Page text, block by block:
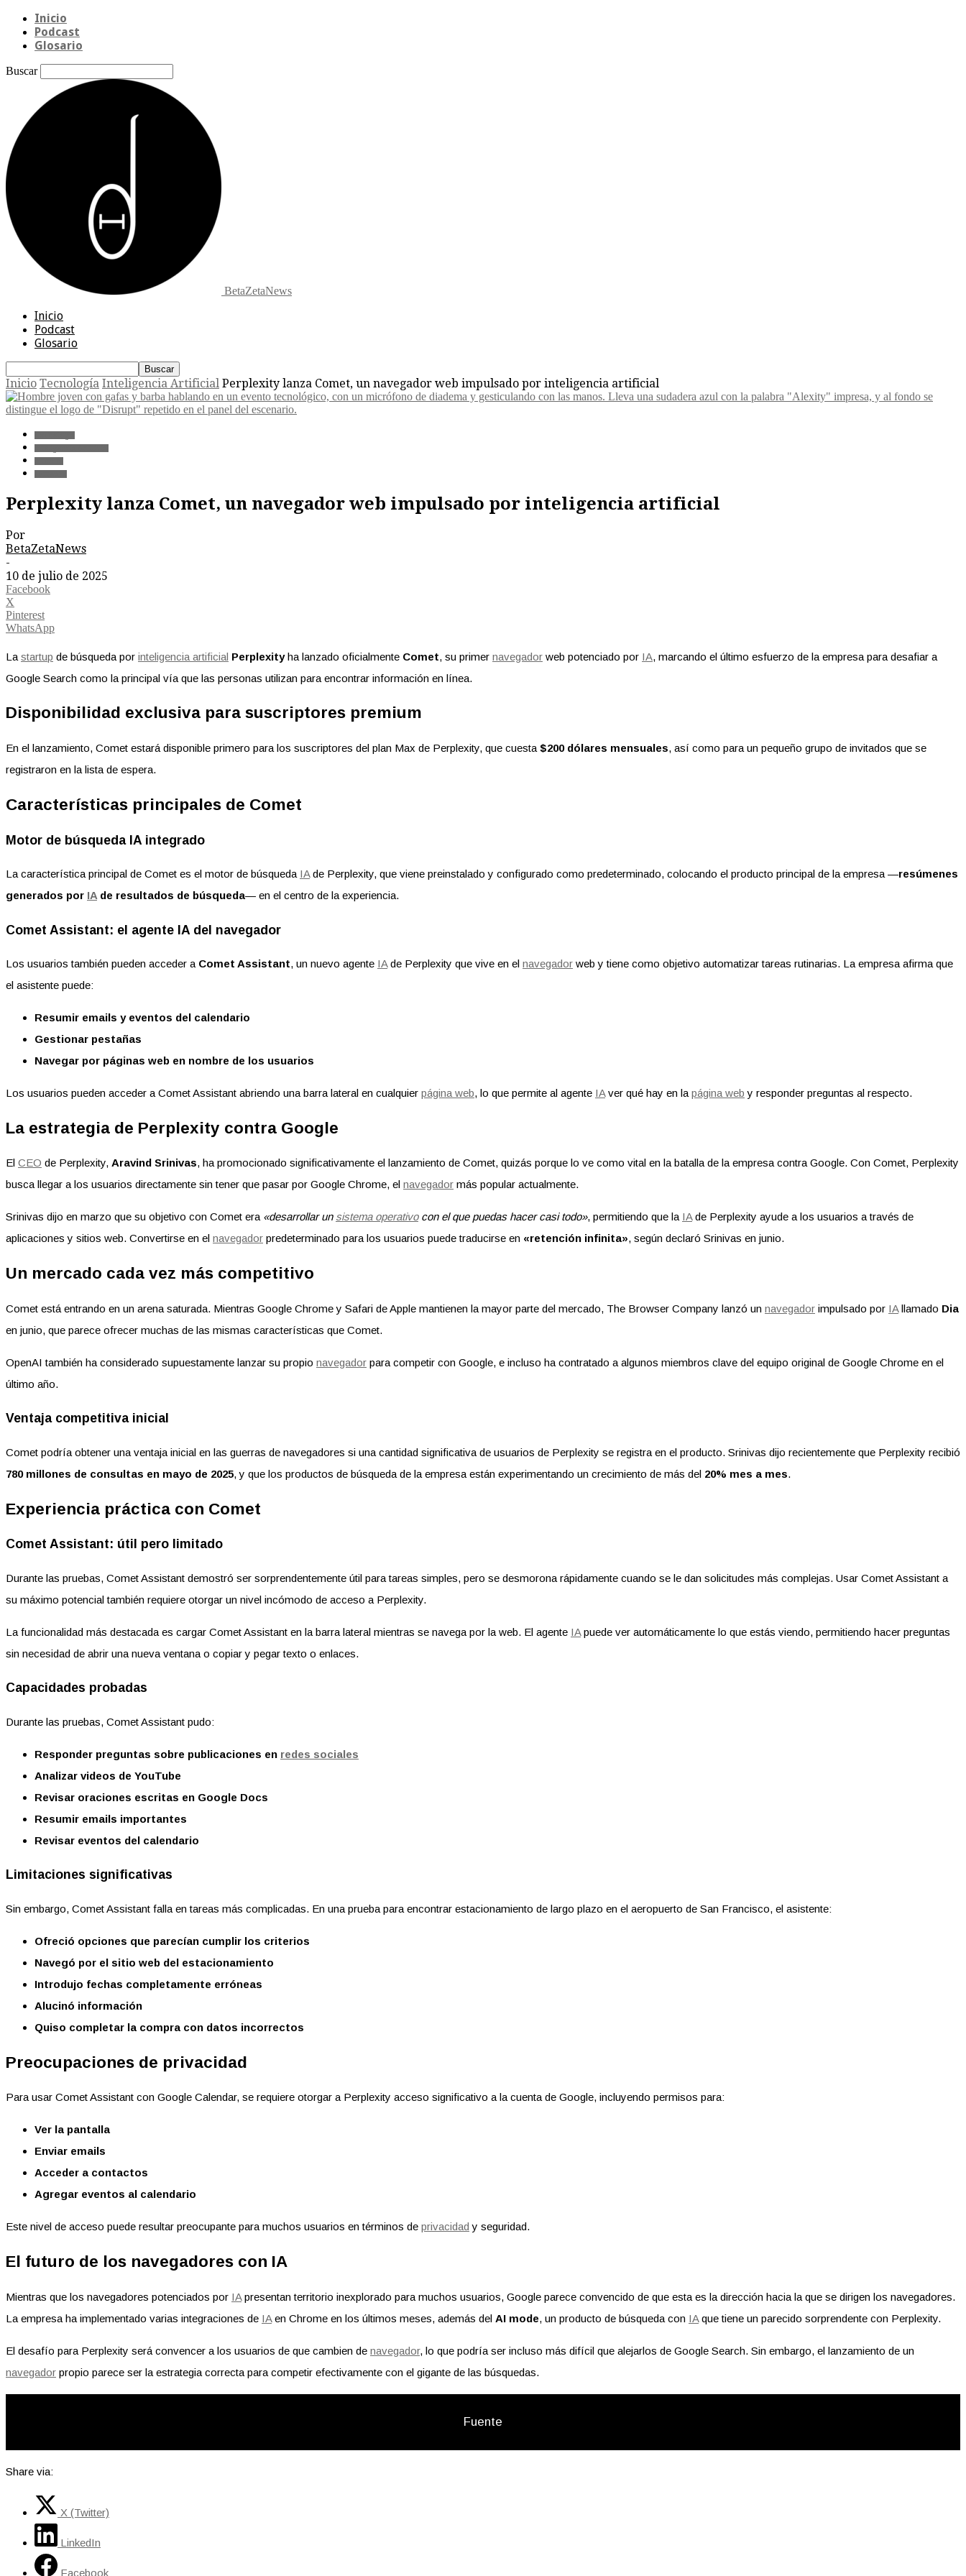
Inicio
Podcast
Glosario
Buscar
BetaZetaNews
Inicio
Podcast
Glosario
Inicio Tecnología Inteligencia Artificial Perplexity lanza Comet, un navegador web impulsado por inteligencia artificial
Perplexity lanza Comet, un navegador web impulsado por inteligencia artificial
Por
BetaZetaNews
-
10 de julio de 2025
Facebook
X
Pinterest
WhatsApp
La startup de búsqueda por inteligencia artificial Perplexityha lanzado oficialmente Comet, su primer navegador web potenciado por IA, marcando el último esfuerzo de la empresa para desafiar a
Google Search como la principal vía que las personas utilizan para encontrar información en línea.
Disponibilidad exclusiva para suscriptores premium
En el lanzamiento, Comet estará disponible primero para los suscriptores del plan Max de Perplexity, que cuesta $200 dólares mensuales, así como para un pequeño grupo de invitados que se
registraron en la lista de espera.
Características principales de Comet
Motor de búsqueda IA integrado
La característica principal de Comet es el motor de búsqueda IAde Perplexity, que viene preinstalado y configurado como predeterminado, colocando el producto principal de la empresa —resúmenes
generados por IA de resultados de búsqueda— en el centro de la experiencia.
Comet Assistant: el agente IA del navegador
Los usuarios también pueden acceder a Comet Assistant, un nuevo agente IAde Perplexity que vive en el navegador web y tiene como objetivo automatizar tareas rutinarias. La empresa afirma que
el asistente puede:
Resumir emails y eventos del calendario
Gestionar pestañas
Navegar por páginas web en nombre de los usuarios
Los usuarios pueden acceder a Comet Assistant abriendo una barra lateral en cualquier página web, lo que permite al agente IAver qué hay en la página web y responder preguntas al respecto.
La estrategia de Perplexity contra Google
El CEO de Perplexity, Aravind Srinivas, ha promocionado significativamente el lanzamiento de Comet, quizás porque lo ve como vital en la batalla de la empresa contra Google. Con Comet, Perplexity
busca llegar a los usuarios directamente sin tener que pasar por Google Chrome, el navegador más popular actualmente.
Srinivas dijo en marzo que su objetivo con Comet era «desarrollar un sistema operativocon el que puedas hacer casi todo», permitiendo que la IAde Perplexity ayude a los usuarios a través de
aplicaciones y sitios web. Convertirse en el navegador predeterminado para los usuarios puede traducirse en «retención infinita», según declaró Srinivas en junio.
Un mercado cada vez más competitivo
Comet está entrando en un arena saturada. Mientras Google Chrome y Safari de Apple mantienen la mayor parte del mercado, The Browser Company lanzó un navegador impulsado por IAllamado Dia
en junio, que parece ofrecer muchas de las mismas características que Comet.
OpenAI también ha considerado supuestamente lanzar su propio navegador para competir con Google, e incluso ha contratado a algunos miembros clave del equipo original de Google Chrome en el
último año.
Ventaja competitiva inicial
Comet podría obtener una ventaja inicial en las guerras de navegadores si una cantidad significativa de usuarios de Perplexity se registra en el producto. Srinivas dijo recientemente que Perplexity recibió
780 millones de consultas en mayo de 2025, y que los productos de búsqueda de la empresa están experimentando un crecimiento de más del 20% mes a mes.
Experiencia práctica con Comet
Comet Assistant: útil pero limitado
Durante las pruebas, Comet Assistant demostró ser sorprendentemente útil para tareas simples, pero se desmorona rápidamente cuando se le dan solicitudes más complejas. Usar Comet Assistant a
su máximo potencial también requiere otorgar un nivel incómodo de acceso a Perplexity.
La funcionalidad más destacada es cargar Comet Assistant en la barra lateral mientras se navega por la web. El agente IApuede ver automáticamente lo que estás viendo, permitiendo hacer preguntas
sin necesidad de abrir una nueva ventana o copiar y pegar texto o enlaces.
Capacidades probadas
Durante las pruebas, Comet Assistant pudo:
Responder preguntas sobre publicaciones en redes sociales
Analizar videos de YouTube
Revisar oraciones escritas en Google Docs
Resumir emails importantes
Revisar eventos del calendario
Limitaciones significativas
Sin embargo, Comet Assistant falla en tareas más complicadas. En una prueba para encontrar estacionamiento de largo plazo en el aeropuerto de San Francisco, el asistente:
Ofreció opciones que parecían cumplir los criterios
Navegó por el sitio web del estacionamiento
Introdujo fechas completamente erróneas
Alucinó información
Quiso completar la compra con datos incorrectos
Preocupaciones de privacidad
Para usar Comet Assistant con Google Calendar, se requiere otorgar a Perplexity acceso significativo a la cuenta de Google, incluyendo permisos para:
Ver la pantalla
Enviar emails
Acceder a contactos
Agregar eventos al calendario
Este nivel de acceso puede resultar preocupante para muchos usuarios en términos de privacidad y seguridad.
El futuro de los navegadores con IA
Mientras que los navegadores potenciados por IApresentan territorio inexplorado para muchos usuarios, Google parece convencido de que esta es la dirección hacia la que se dirigen los navegadores.
La empresa ha implementado varias integraciones de IAen Chrome en los últimos meses, además del AI mode, un producto de búsqueda con IAque tiene un parecido sorprendente con Perplexity.
El desafío para Perplexity será convencer a los usuarios de que cambien de navegador, lo que podría ser incluso más difícil que alejarlos de Google Search. Sin embargo, el lanzamiento de un
navegador propio parece ser la estrategia correcta para competir efectivamente con el gigante de las búsquedas.
Fuente
Share via:
X (Twitter)
LinkedIn
Facebook